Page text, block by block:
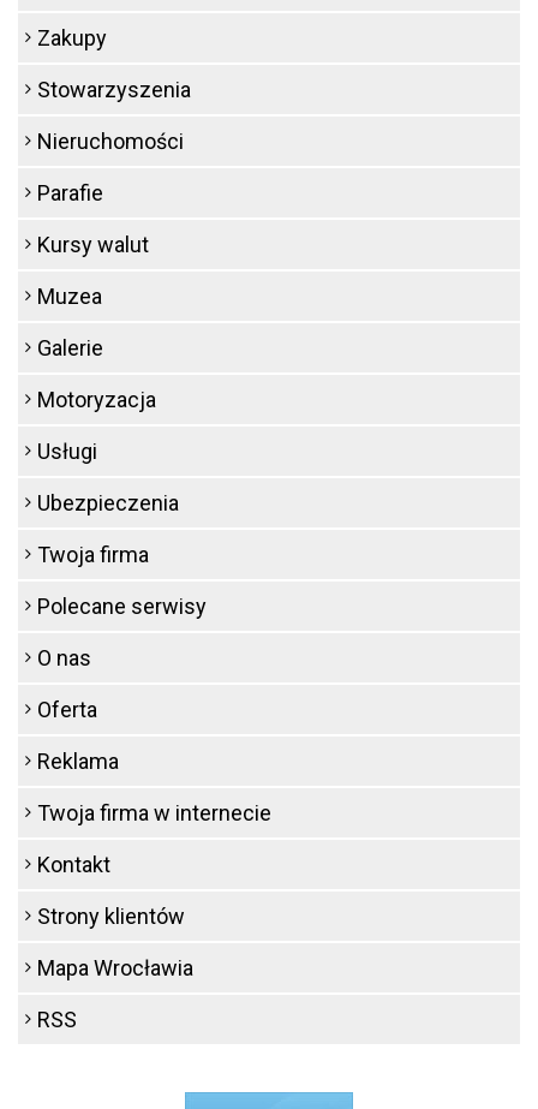
Zakupy
Stowarzyszenia
Nieruchomości
Parafie
Kursy walut
Muzea
Galerie
Motoryzacja
Usługi
Ubezpieczenia
Twoja firma
Polecane serwisy
O nas
Oferta
Reklama
Twoja firma w internecie
Kontakt
Strony klientów
Mapa Wrocławia
RSS